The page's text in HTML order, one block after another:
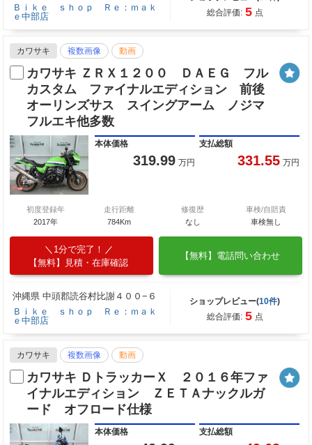
Ｂｉｋｅ ｓｈｏｐ Ｒｅ：ｍａｋ
ｅ中部店
総合評価: 5 点
カワサキ 複数画像 動画
カワサキ ＺＲＸ１２００ ＤＡＥＧ フル
カスタム ファイナルエディション 前後
オーリンズサス スイングアーム ノジマ
フルエキ他多数
本体価格
319.99 万円
支払総額
331.55 万円
初度登録年
2017年
走行距離
784Km
修復歴
なし
車検/自賠責
車検無し
1分で完了！
【無料】見積・在庫確認
【無料】電話問い合わせ
沖縄県 中頭郡読谷村比謝４００−６
Ｂｉｋｅ ｓｈｏｐ Ｒｅ：ｍａｋ
ｅ中部店
ショップレビュー(10件)
総合評価: 5 点
カワサキ 複数画像 動画
カワサキ ＤトラッカーＸ ２０１６年ファ
イナルエディション ＺＥＴＡナックルガ
ード オフロード仕様
本体価格 支払総額